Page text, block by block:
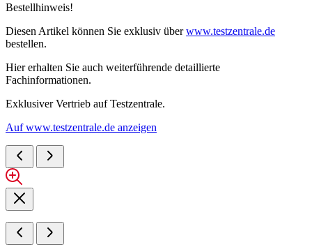
Bestellhinweis!
Diesen Artikel können Sie exklusiv überwww.testzentrale.de
bestellen.
Hier erhalten Sie auch weiterführende detaillierte
Fachinformationen.
Exklusiver Vertrieb auf Testzentrale.
Auf www.testzentrale.de anzeigen